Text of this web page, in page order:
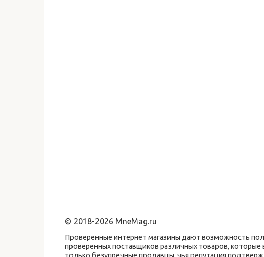
© 2018-2026 MneMag.ru
Проверенные интернет магазины дают возможность
проверенных поставщиков различных товаров,
только безупречные продавцы, чья репутация